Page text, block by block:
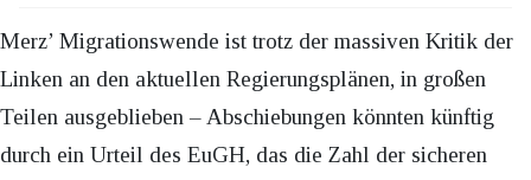
Merz’ Migrationswende ist trotz der massiven Kritik der
Linken an den aktuellen Regierungsplänen, in großen
Teilen ausgeblieben – Abschiebungen könnten künftig
durch ein Urteil des EuGH, das die Zahl der sicheren